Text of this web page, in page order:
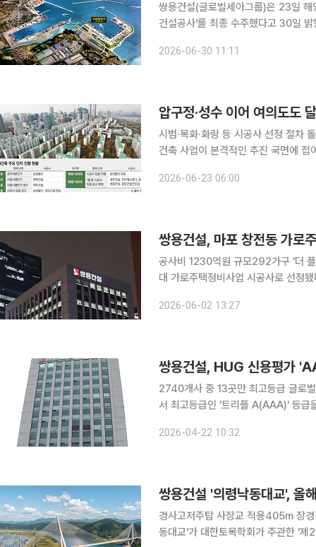
쌍용건설(글로벌세아그룹)은 23일
건설공사'를 최종 수주했다고 30일 밝혔다. 이번 사업은 강원특별자치도 동해시 구
2026-06-30 11:11
압구정·성수 이어 여의도도
시범·목화·화랑 등 시공사 선정 절차 돌입“
건축 사업이 본격적인 추진 국면에
2026-06-23 06:00
쌍용건설, 마포 창전동 가로
공사비 1230억원 규모292가구 '더 플래티넘' 조성 쌍용건설이 서울 마
대 가로주택정비사업 시공사로 선정됐다고 2일 밝혔다. 이번 사업
2026-06-02 13:27
쌍용건설, HUG 신용평가
2740개사 중 13곳만 최고등급 글로벌 세아그룹 쌍용건설이 주택도시보증공사(HUG) 신용평가에
서 최고등급인 '트리플 A(AAA)' 등급
보증, 하자보수보증 등 각종 보증업무
2026-04-22 10:32
쌍용건설 '의령낙동대교', 올
경사고저주탑 사장교 적용405m 장경간·비대칭 구조
동대교'가 대한토목학회가 주관한 '제